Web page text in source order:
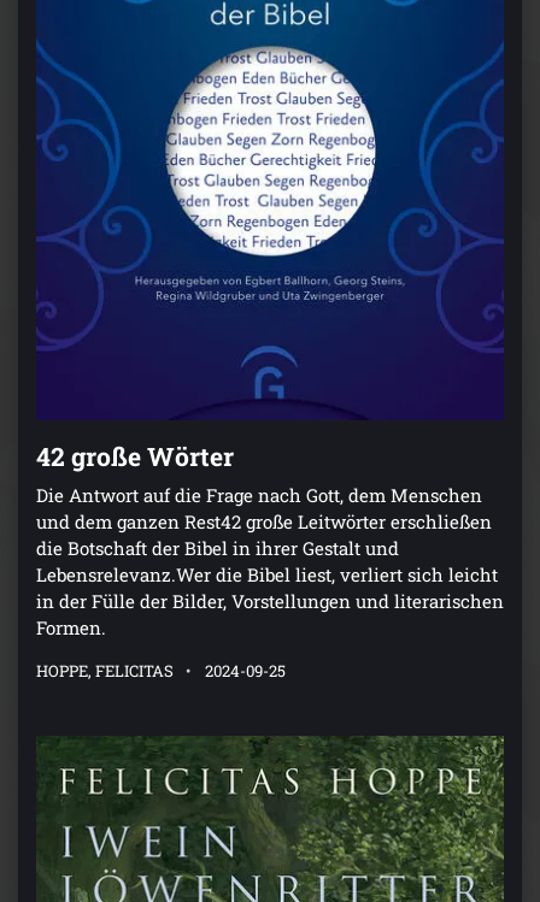
42 große Wörter
Die Antwort auf die Frage nach Gott, dem Menschen
und dem ganzen Rest42 große Leitwörter erschließen
die Botschaft der Bibel in ihrer Gestalt und
Lebensrelevanz.Wer die Bibel liest, verliert sich leicht
in der Fülle der Bilder, Vorstellungen und literarischen
Formen.
HOPPE, FELICITAS 2024-09-25